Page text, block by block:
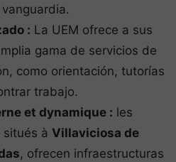
: La UEM ofrece a sus
gama de servicios de
como orientación, tutorías
trabajo.
et dynamique : les
situés à Villaviciosa de
, ofrecen infraestructuras